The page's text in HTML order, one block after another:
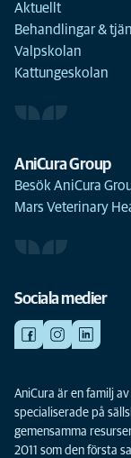
Aktuellt
Behandlingar &
Valpskolan
Kattungeskolan
AniCura Group
Besök AniCura
Mars Veterinary
Sociala medier
AniCura är en familj
specialiserade på
gemensamma
2011 som den första